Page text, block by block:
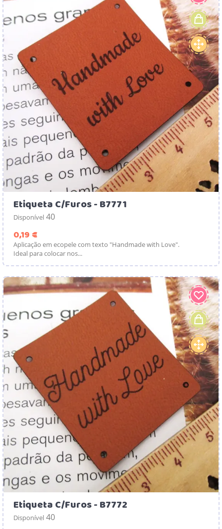
Etiqueta C/Furos - B7771
Disponível 40
0,19 €
Aplicação em ecopele com texto "Handmade with Love".
Ideal para colocar nos...
Etiqueta C/Furos - B7772
Disponível 40